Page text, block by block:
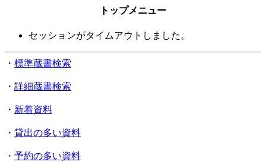
トップメニュー
セッションがタイムアウトしました。
・ 標準蔵書検索
・ 詳細蔵書検索
・ 新着資料
・ 貸出の多い資料
・ 予約の多い資料